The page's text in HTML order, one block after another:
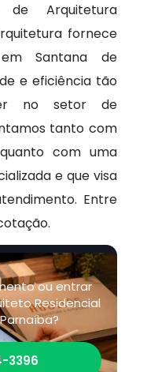
Arquitetura
fornece
em Santana de
e eficiência tão
no setor de
tanto com
com uma
e que visa
Entre
ou entrar
Residencial
3396